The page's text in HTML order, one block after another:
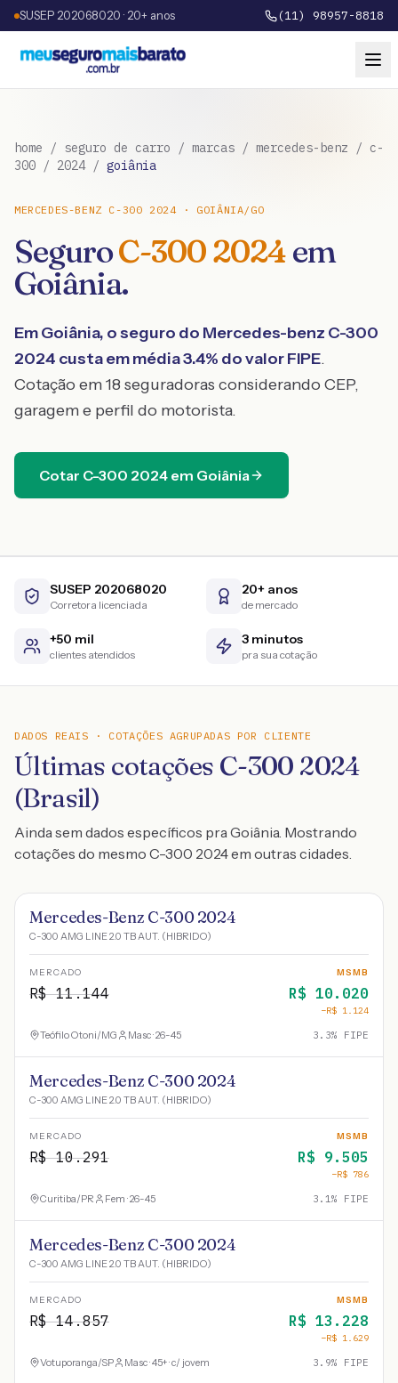
SUSEP 202068020 · 20+ anos (11) 98957-8818
home / seguro de carro / marcas / mercedes-benz / c-
300 / 2024/ goiânia
MERCEDES-BENZ C-300 2024· GOIÂNIA/ GO
SeguroC-3002024em
Goiânia.
EmGoiânia, o seguro do Mercedes-benz C-300
2024 custa em média3.4% do valor FIPE.
Cotação em 18 seguradoras considerando CEP,
garagem e perfil do motorista.
Cotar C-300 2024 em Goiânia
SUSEP 202068020
Corretora licenciada
20+ anos
de mercado
+50 mil
clientes atendidos
3 minutos
pra sua cotação
DADOS REAIS · COTAÇÕES AGRUPADAS POR CLIENTE
Últimas cotações C-300 2024
(Brasil)
Ainda sem dados específicos pra Goiânia. Mostrando
cotações do mesmo C-300 2024 em outras cidades.
Mercedes-Benz C-300 2024
C-300 AMG LINE 2.0 TB AUT. (HIBRIDO)
MERCADO
R$11.144
MSMB
R$ 10.020
−R$ 1.124
Teófilo Otoni/MG Masc · 26-45 3.3% FIPE
Mercedes-Benz C-300 2024
C-300 AMG LINE 2.0 TB AUT. (HIBRIDO)
MERCADO
R$10.291
MSMB
R$ 9.505
−R$ 786
Curitiba/PR Fem · 26-45 3.1% FIPE
Mercedes-Benz C-300 2024
C-300 AMG LINE 2.0 TB AUT. (HIBRIDO)
MERCADO
R$14.857
MSMB
R$ 13.228
−R$ 1.629
Votuporanga/SP Masc · 45+ · c/ jovem 3.9% FIPE